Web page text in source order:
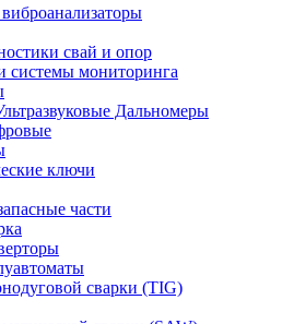
свай и опор
системы мониторинга
Дальномеры
ключи
части
сварки (TIG)